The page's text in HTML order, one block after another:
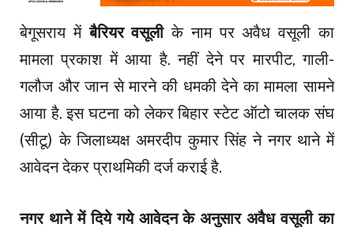
बेगूसराय मेंबैरियर वसूलीके नाम पर अवैध वसूली का
मामला प्रकाश में आया है. नहीं देने पर मारपीट, गाली-
गलौज और जान से मारने की धमकी देने का मामला सामने
आया है. इस घटना को लेकर बिहार स्टेट ऑटो चालक संघ
(सीटू) के जिलाध्यक्ष अमरदीप कुमार सिंह ने नगर थाने में
आवेदन देकर प्राथमिकी दर्ज कराई है.
नगर थाने में दिये गये आवेदन के अनुसार अवैध वसूली का